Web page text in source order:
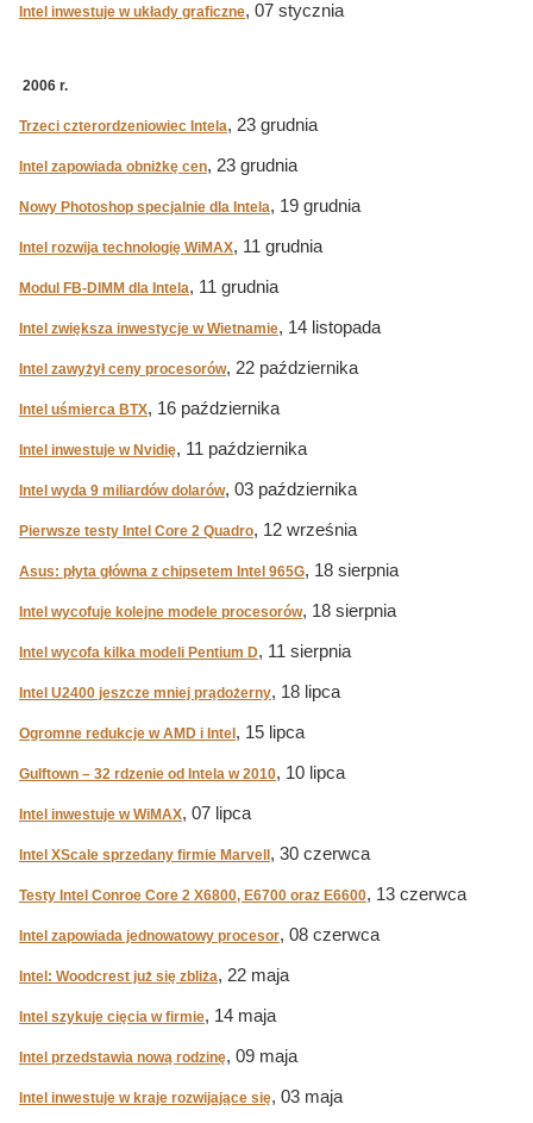
Intel inwestuje w układy graficzne, 07 stycznia
2006 r.
Trzeci czterordzeniowiec Intela, 23 grudnia
Intel zapowiada obniżkę cen, 23 grudnia
Nowy Photoshop specjalnie dla Intela, 19 grudnia
Intel rozwija technologię WiMAX, 11 grudnia
Modul FB-DIMM dla Intela, 11 grudnia
Intel zwiększa inwestycje w Wietnamie, 14 listopada
Intel zawyżył ceny procesorów, 22 października
Intel uśmierca BTX, 16 października
Intel inwestuje w Nvidię, 11 października
Intel wyda 9 miliardów dolarów, 03 października
Pierwsze testy Intel Core 2 Quadro, 12 września
Asus: płyta główna z chipsetem Intel 965G, 18 sierpnia
Intel wycofuje kolejne modele procesorów, 18 sierpnia
Intel wycofa kilka modeli Pentium D, 11 sierpnia
Intel U2400 jeszcze mniej prądożerny, 18 lipca
Ogromne redukcje w AMD i Intel , 15 lipca
Gulftown – 32 rdzenie od Intela w 2010, 10 lipca
Intel inwestuje w WiMAX, 07 lipca
Intel XScale sprzedany firmie Marvell , 30 czerwca
Testy Intel Conroe Core 2 X6800, E6700 oraz E6600, 13 czerwca
Intel zapowiada jednowatowy procesor, 08 czerwca
Intel: Woodcrest już się zbliża, 22 maja
Intel szykuje cięcia w firmie, 14 maja
Intel przedstawia nową rodzinę, 09 maja
Intel inwestuje w kraje rozwijające się, 03 maja